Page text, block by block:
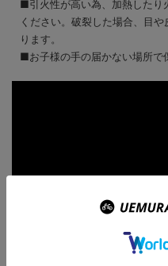
■引火性が高い為、加熱したり
ください。破裂した場合、目
ります。
■お子様の手の届かない場所で